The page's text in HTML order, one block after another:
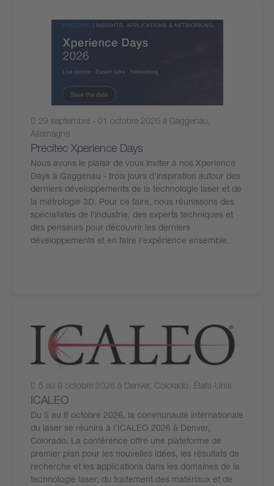
29 septembre - 01 octobre 2026 à Gaggenau,
Allemagne
Precitec Xperience Days
Nous avons le plaisir de vous inviter à nos Xperience
Days à Gaggenau - trois jours d'inspiration autour des
derniers développements de la technologie laser et de
la métrologie 3D. Pour ce faire, nous réunissons des
spécialistes de l'industrie, des experts techniques et
des penseurs pour découvrir les derniers
développements et en faire l'expérience ensemble.
5 au 8 octobre 2026 à Denver, Colorado, États-Unis
ICALEO
Du 5 au 8 octobre 2026, la communauté internationale
du laser se réunira à l'ICALEO 2026 à Denver,
Colorado. La conférence offre une plateforme de
premier plan pour les nouvelles idées, les résultats de
recherche et les applications dans les domaines de la
technologie laser, du traitement des matériaux et de